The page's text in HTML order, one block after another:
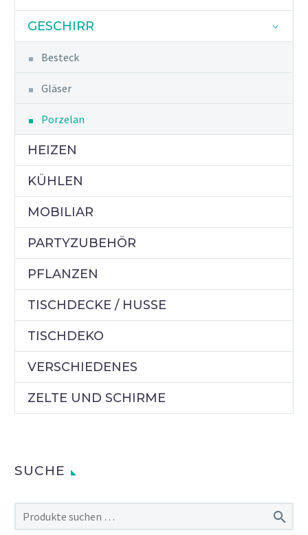
GESCHIRR
Besteck
Gläser
Porzelan
HEIZEN
KÜHLEN
MOBILIAR
PARTYZUBEHÖR
PFLANZEN
TISCHDECKE / HUSSE
TISCHDEKO
VERSCHIEDENES
ZELTE UND SCHIRME
SUCHE
